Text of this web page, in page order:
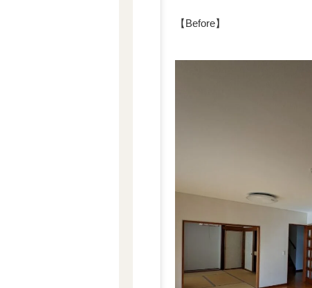
【Before】